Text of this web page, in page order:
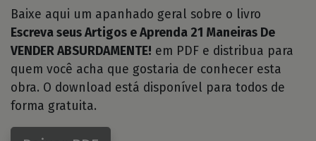
Baixe aqui um apanhado geral sobre o livro
Escreva seus Artigos e Aprenda 21 Maneiras De
VENDER ABSURDAMENTE! em PDF e distribua para
quem você acha que gostaria de conhecer esta
obra. O download está disponível para todos de
forma gratuita.